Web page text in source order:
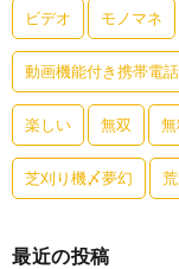
ビデオ モノマネ
動画機能付き携帯電話
楽しい 無双
芝刈り機〆夢幻
最近の投稿